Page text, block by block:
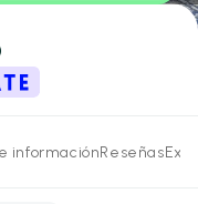
informaciónReseñas